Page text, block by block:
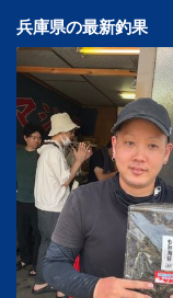
兵庫県の最新釣果